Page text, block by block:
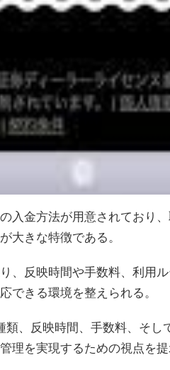
入金方法が用意されており
大きな特徴である。
、反映時間や手数料、利用
できる環境を整えられる。
、反映時間、手数料、そし
理を実現するための視点を提